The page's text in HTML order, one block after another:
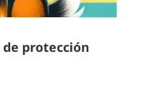
de protección